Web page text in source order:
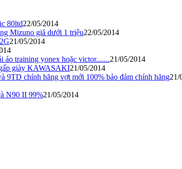
80ltd22/05/2014
Mizuno giá dưới 1 triệu22/05/2014
21/05/2014
áo training yonex hoặc victor.......21/05/2014
giày KAWASAKI21/05/2014
9TD chính hãng vợt mới 100% bảo đảm chính hãng21/
N90 II 99%21/05/2014